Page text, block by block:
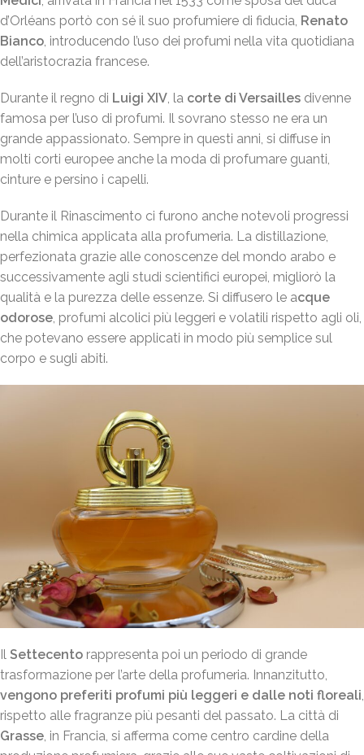
d’Orléans portò con sé il suo profumiere di fiducia, Renato
Bianco, introducendo l’uso dei profumi nella vita quotidiana
dell’aristocrazia francese.
Durante il regno di Luigi XIV, la corte di Versailles divenne
famosa per l’uso di profumi. Il sovrano stesso ne era un
grande appassionato. Sempre in questi anni, si diffuse in
molti corti europee anche la moda di profumare guanti,
cinture e persino i capelli.
Durante il Rinascimento ci furono anche notevoli progressi
nella chimica applicata alla profumeria. La distillazione,
perfezionata grazie alle conoscenze del mondo arabo e
successivamente agli studi scientifici europei, migliorò la
qualità e la purezza delle essenze. Si diffusero le acque
odorose, profumi alcolici più leggeri e volatili rispetto agli oli,
che potevano essere applicati in modo più semplice sul
corpo e sugli abiti.
Il Settecento rappresenta poi un periodo di grande
trasformazione per l’arte della profumeria. Innanzitutto,
vengono preferiti profumi più leggeri e dalle noti floreali
rispetto alle fragranze più pesanti del passato. La città di
Grasse , in Francia, si afferma come centro cardine della